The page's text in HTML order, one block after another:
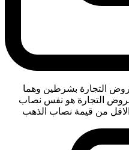
التجارة بشرطين وهما
التجارة هو نفس نصاب
الاقل من قيمة نصاب الذهب